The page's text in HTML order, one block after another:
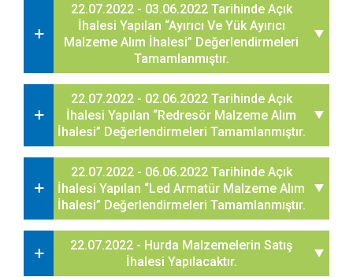
22.07.2022 - 03.06.2022 Tarihinde Açık
İhalesi Yapılan “Ayırıcı Ve Yük Ayırıcı
Malzeme Alım İhalesi” Değerlendirmeleri
Tamamlanmıştır.
22.07.2022 - 02.06.2022 Tarihinde Açık
İhalesi Yapılan “Redresör Malzeme Alım
İhalesi” Değerlendirmeleri Tamamlanmıştır.
22.07.2022 - 06.06.2022 Tarihinde Açık
İhalesi Yapılan “Led Armatür Malzeme Alım
İhalesi” Değerlendirmeleri Tamamlanmıştır.
22.07.2022 - Hurda Malzemelerin Satış
İhalesi Yapılacaktır.